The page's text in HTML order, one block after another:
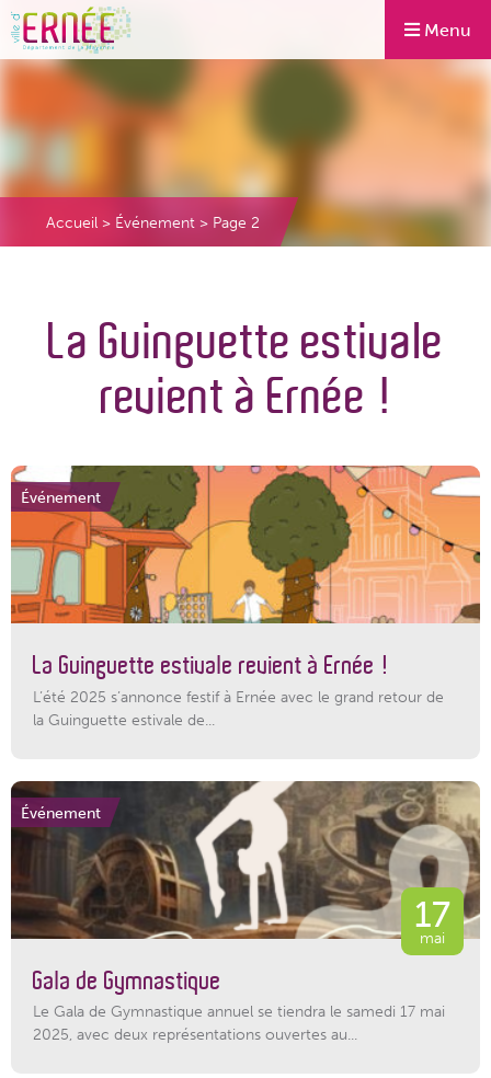
Menu
Accueil > Événement > Page 2
La Guinguette estivale
revient à Ernée !
Événement
La Guinguette estivale revient à Ernée !
L’été 2025 s’annonce festif à Ernée avec le grand retour de
la Guinguette estivale de...
Événement
17
mai
Gala de Gymnastique
Le Gala de Gymnastique annuel se tiendra le samedi 17 mai
2025, avec deux représentations ouvertes au...